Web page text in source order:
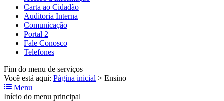
Carta ao Cidadão
Auditoria Interna
Comunicação
Portal 2
Fale Conosco
Telefones
Fim do menu de serviços
Você está aqui: Página inicial > Ensino
Menu
Início do menu principal